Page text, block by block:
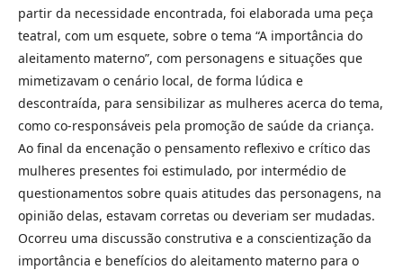
partir da necessidade encontrada, foi elaborada uma peça
teatral, com um esquete, sobre o tema “A importância do
aleitamento materno”, com personagens e situações que
mimetizavam o cenário local, de forma lúdica e
descontraída, para sensibilizar as mulheres acerca do tema,
como co-responsáveis pela promoção de saúde da criança.
Ao final da encenação o pensamento reflexivo e crítico das
mulheres presentes foi estimulado, por intermédio de
questionamentos sobre quais atitudes das personagens, na
opinião delas, estavam corretas ou deveriam ser mudadas.
Ocorreu uma discussão construtiva e a conscientização da
importância e benefícios do aleitamento materno para o